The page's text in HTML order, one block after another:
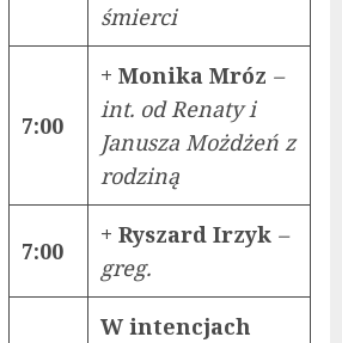
śmierci
7:00
+ Monika Mróz –
int. od Renaty i
Janusza Możdżeń z
rodziną
7:00
+ Ryszard Irzyk –
greg.
W intencjach